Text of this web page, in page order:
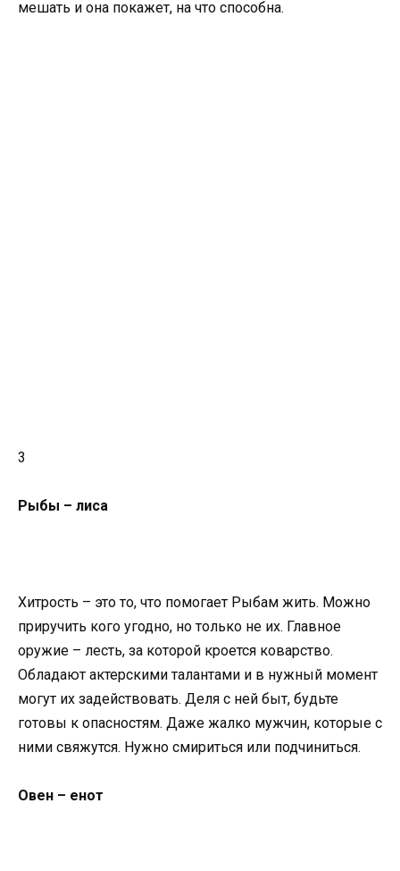
мешать и она покажет, на что способна.
3
Рыбы – лиса
Хитрость – это то, что помогает Рыбам жить. Можно
приручить кого угодно, но только не их. Главное
оружие – лесть, за которой кроется коварство.
Обладают актерскими талантами и в нужный момент
могут их задействовать. Деля с ней быт, будьте
готовы к опасностям. Даже жалко мужчин, которые с
ними свяжутся. Нужно смириться или подчиниться.
Овeн – енот